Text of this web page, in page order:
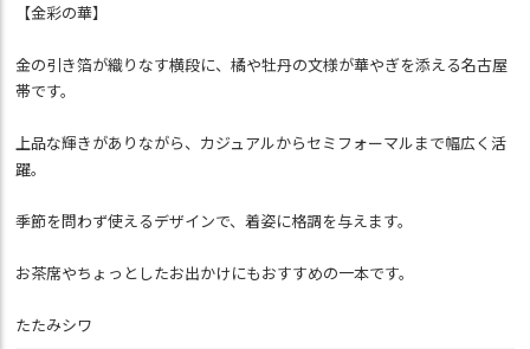
【金彩の華】
金の引き箔が織りなす横段に、橘や牡丹の文様が華やぎを添える名古屋
帯です。
上品な輝きがありながら、カジュアルからセミフォーマルまで幅広く活
躍。
季節を問わず使えるデザインで、着姿に格調を与えます。
お茶席やちょっとしたお出かけにもおすすめの一本です。
たたみシワ